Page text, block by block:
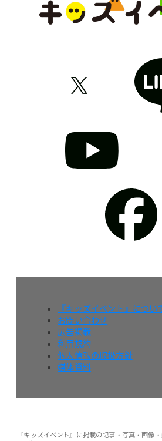
『キッズイベント』につい
お問い合わせ
広告掲載
利用規約
個人情報の取扱方針
媒体資料
『キッズイベント』に掲載の記事・写真・画像